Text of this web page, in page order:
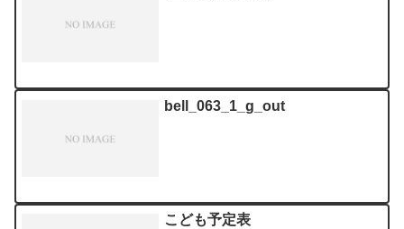
bell_063_1_g_out
こども予定表